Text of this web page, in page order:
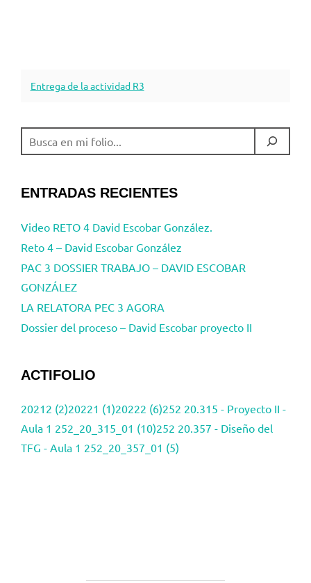
Entrega de la actividad R3
BUSCAR
ENTRADAS RECIENTES
Video RETO 4 David Escobar González.
Reto 4 – David Escobar González
PAC 3 DOSSIER TRABAJO – DAVID ESCOBAR
GONZÁLEZ
LA RELATORA PEC 3 AGORA
Dossier del proceso – David Escobar proyecto II
ACTIFOLIO
20212 (2)20221 (1)20222 (6)252 20.315 - Proyecto II -
Aula 1 252_20_315_01 (10)252 20.357 - Diseño del
TFG - Aula 1 252_20_357_01 (5)